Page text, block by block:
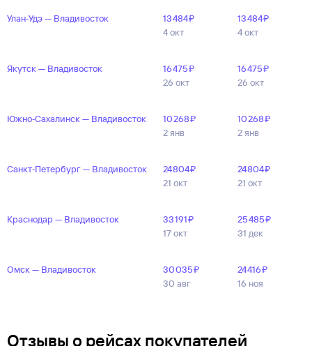
Улан‑Удэ — Владивосток
13 ⁠484 ⁠₽
4 окт
13 ⁠484 ⁠₽
4 окт
Якутск — Владивосток
16 ⁠475 ⁠₽
26 окт
16 ⁠475 ⁠₽
26 окт
Южно‑Сахалинск — Владивосток
10 ⁠268 ⁠₽
2 янв
10 ⁠268 ⁠₽
2 янв
Санкт‑Петербург — Владивосток
24 ⁠804 ⁠₽
21 окт
24 ⁠804 ⁠₽
21 окт
Краснодар — Владивосток
33 ⁠191 ⁠₽
17 окт
25 ⁠485 ⁠₽
31 дек
Омск — Владивосток
30 ⁠035 ⁠₽
30 авг
24 ⁠416 ⁠₽
16 ноя
Отзывы о рейсах покупателей